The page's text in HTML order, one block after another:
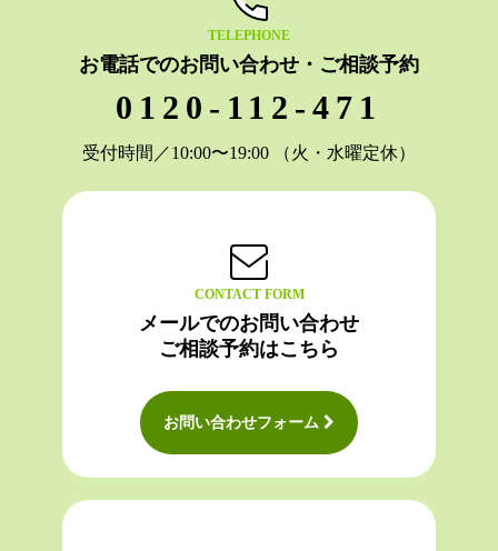
TELEPHONE
お電話でのお問い合わせ・ご相談予約
0120-112-471
受付時間／10:00〜19:00 （火・水曜定休）
CONTACT FORM
メールでのお問い合わせ
ご相談予約はこちら
お問い合わせフォーム